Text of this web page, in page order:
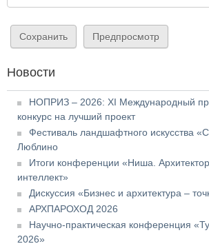
Новости
НОПРИЗ – 2026: XI Международный
конкурс на лучший проект
Фестиваль ландшафтного искусства
Люблино
Итоги конференции «Ниша.
интеллект»
Дискуссия «Бизнес и архитектура –
АРХПАРОХОД 2026
Научно-практическая конференция
2026»